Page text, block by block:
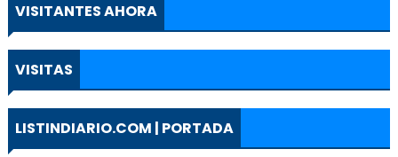
VISITANTES AHORA
VISITAS
LISTINDIARIO.COM | PORTADA